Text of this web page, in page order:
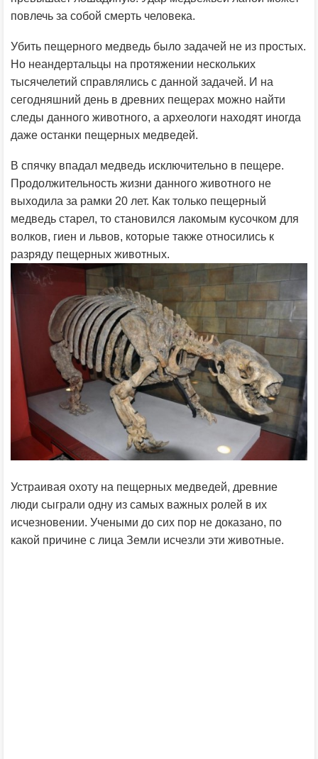
повлечь за собой смерть человека.
Убить пещерного медведь было задачей не из простых.
Но неандертальцы на протяжении нескольких
тысячелетий справлялись с данной задачей. И на
сегодняшний день в древних пещерах можно найти
следы данного животного, а археологи находят иногда
даже останки пещерных медведей.
В спячку впадал медведь исключительно в пещере.
Продолжительность жизни данного животного не
выходила за рамки 20 лет. Как только пещерный
медведь старел, то становился лакомым кусочком для
волков, гиен и львов, которые также относились к
разряду пещерных животных.
Устраивая охоту на пещерных медведей, древние
люди сыграли одну из самых важных ролей в их
исчезновении. Учеными до сих пор не доказано, по
какой причине с лица Земли исчезли эти животные.